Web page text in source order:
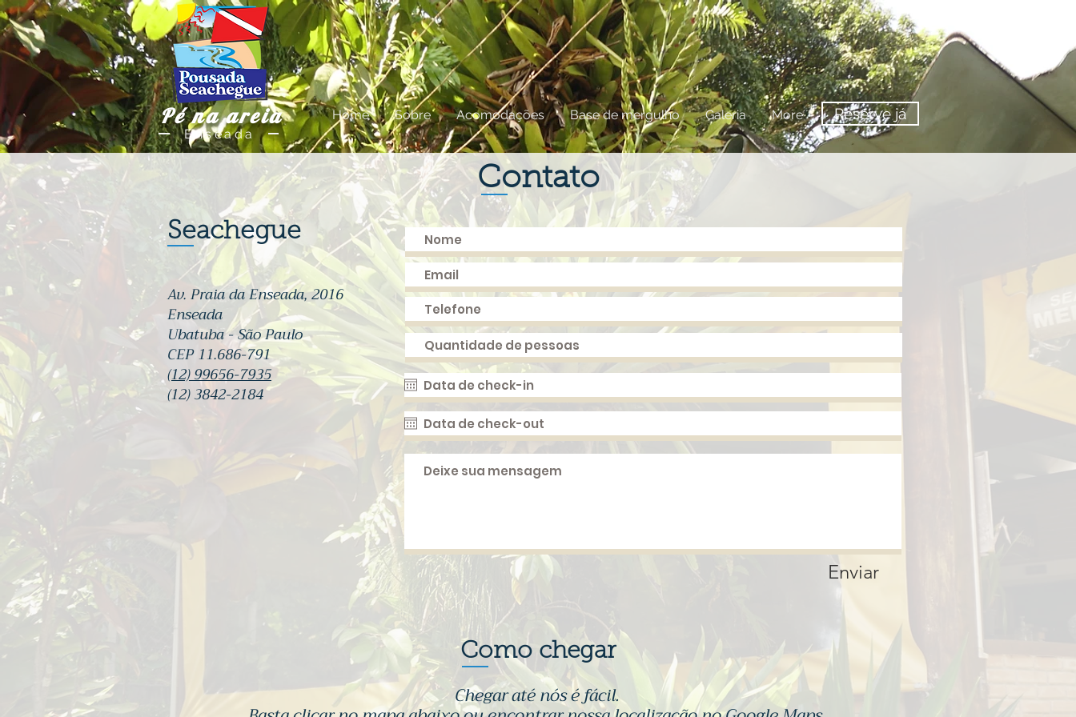
Pé na areia
Enseada
Home Sobre Acomodações Base de mergulho Galeria More Reserve já
Contato
Seachegue
Av. Praia da Enseada, 2016
Enseada
Ubatuba - São Paulo
CEP 11.686-791
(12) 99656-7935
(12) 3842-2184
Enviar
Como chegar
Chegar até nós é fácil.